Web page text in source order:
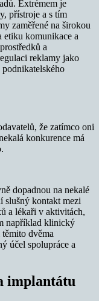
Extrémem je
přístroje a s tím
zaměřené na širokou
etiku komunikace a
a
reklamy jako
že zatímco oni
konkurence má
dopadnou na nekalé
slušný kontakt mezi
a lékaři v aktivitách,
například klinický
dvěma
účel spolupráce a
implantátu